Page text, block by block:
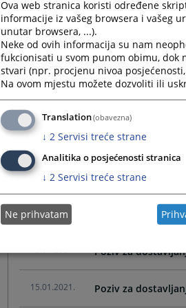
11.02.2022. Obavještenje o
02.02.2022. Poziv za
02.02.2022.
Poziv za
2022. godini
02.02.2022. Poziv za
28.01.2022. Obavještenje o
21.01.2022. Poziv za
15.01.2021. Poziv za
15.01.2021. Poziv za
Ova web stranica koristi određene
informacije iz vašeg browsera i vašeg
unutar browsera, ...).
Neke od ovih informacija su nam
fukcionisati u svom punom obimu, dok
stvari (npr. procjenu nivoa
Na ovom mjestu možete dozvoliti ili
Translation(obavezna)
↓ 2 Servisi treće strane
Analitika o posjećenosti stranica
↓ 2 Servisi treće strane
Ne prihvatam